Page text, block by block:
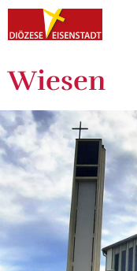
Wiesen